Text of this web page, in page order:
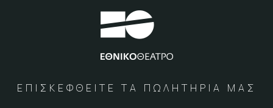
ΕΠΙΣΚΕΦΘΕΙΤΕ ΤΑ ΠΩΛΗΤΗΡΙΑ ΜΑΣ